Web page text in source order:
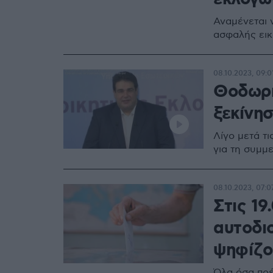
Αναμένεται
ασφαλής
Λίγο μετά
για τη
08.10.2023,
Στις
08.10.2023,